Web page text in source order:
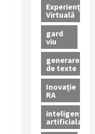
Experiență
Virtuală
gard
viu
generare
de texte
Inovație
RA
inteligenta
artificiala